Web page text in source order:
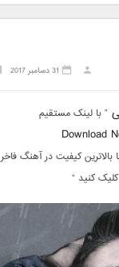
31 دسامبر 2017
” با لینک مستقیم
Download
بالاترین کیفیت در آهنگ فاخر
کنید “